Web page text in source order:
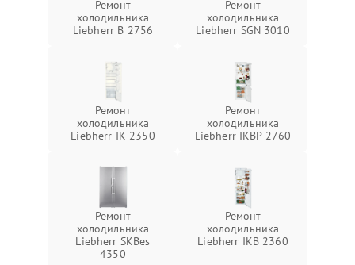
Ремонт
холодильника
Liebherr B 2756
Ремонт
холодильника
Liebherr SGN 3010
Ремонт
холодильника
Liebherr IK 2350
Ремонт
холодильника
Liebherr IKBP 2760
Ремонт
холодильника
Liebherr SKBes
4350
Ремонт
холодильника
Liebherr IKB 2360